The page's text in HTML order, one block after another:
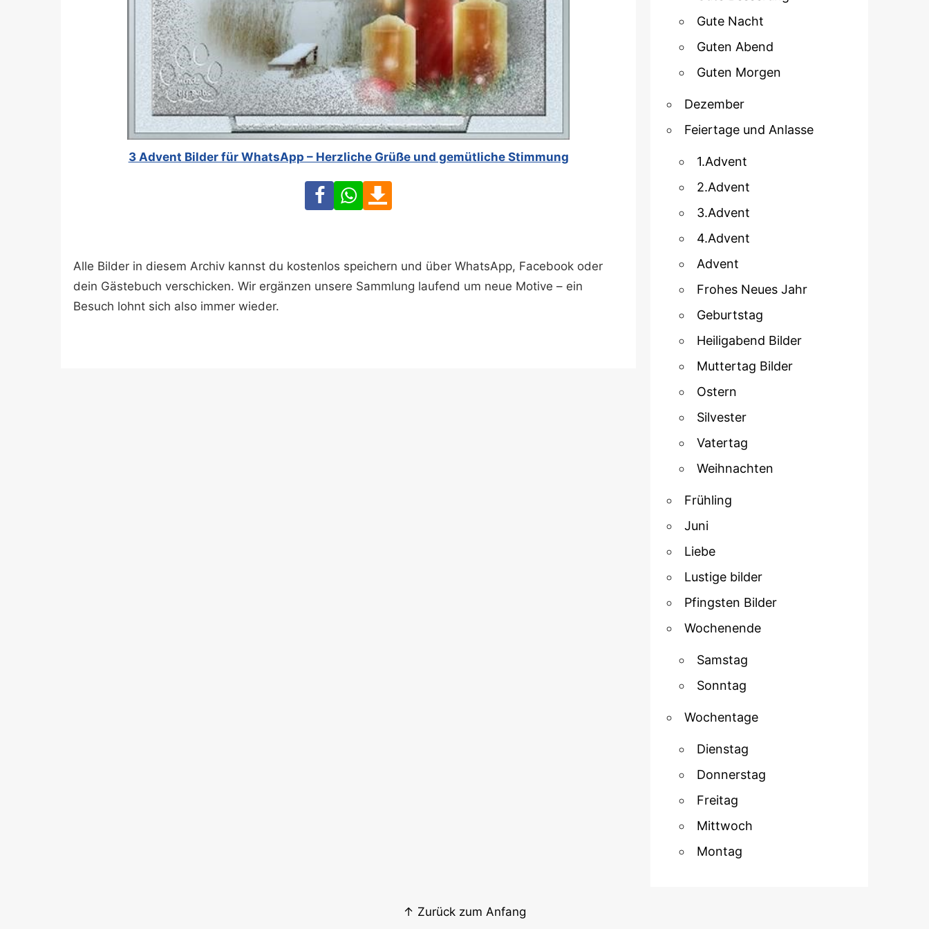
3 Advent Bilder für WhatsApp – Herzliche Grüße und gemütliche Stimmung
FacebookWhatsApp
Alle Bilder in diesem Archiv kannst du kostenlos speichern und über WhatsApp, Facebook oder
dein Gästebuch verschicken. Wir ergänzen unsere Sammlung laufend um neue Motive – ein
Besuch lohnt sich also immer wieder.
Gute Nacht
Guten Abend
Guten Morgen
Dezember
Feiertage und Anlasse
1.Advent
2.Advent
3.Advent
4.Advent
Advent
Frohes Neues Jahr
Geburtstag
Heiligabend Bilder
Muttertag Bilder
Ostern
Silvester
Vatertag
Weihnachten
Frühling
Juni
Liebe
Lustige bilder
Pfingsten Bilder
Wochenende
Samstag
Sonntag
Wochentage
Dienstag
Donnerstag
Freitag
Mittwoch
Montag
↑ Zurück zum Anfang